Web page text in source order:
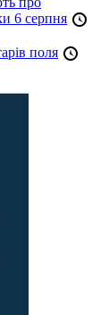
6 серпня
поля